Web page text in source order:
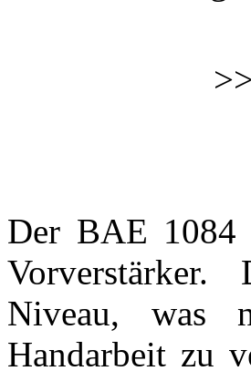
Der BAE 1084
Niveau, was
Handarbeit zu